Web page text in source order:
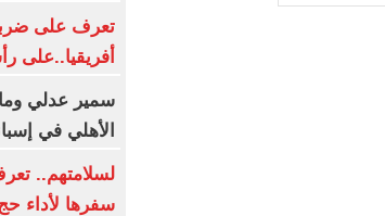
تعرف على
أفريقيا..على
سمير عدلي
الأهلي في
لسلامتهم..
سفرها لأداء حج